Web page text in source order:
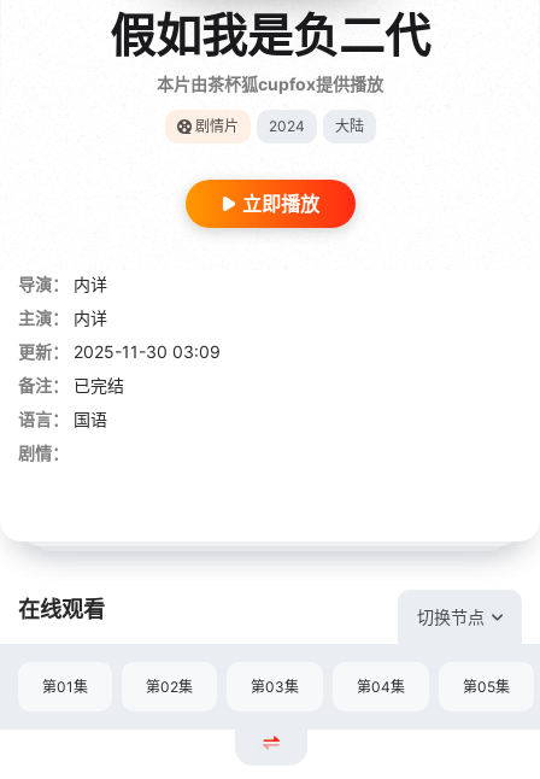
假如我是负二代
本片由茶杯狐cupfox提供播放
剧情片 2024 大陆
立即播放
导演：
内详
主演：
内详
更新：
2025-11-30 03:09
备注：
已完结
语言：
国语
剧情：
在线观看 切换节点
第01集 第02集 第03集 第04集 第05集